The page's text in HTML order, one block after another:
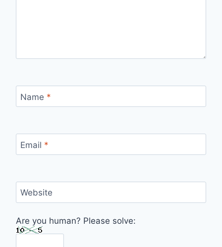
Name *
Email *
Website
Are you human? Please solve: